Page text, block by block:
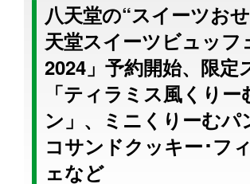
八天堂の“スイーツお
天堂スイーツビュッフ
2024」予約開始、限定
「ティラミス風くりー
ン」、ミニくりーむパ
コサンドクッキー･フ
ェなど